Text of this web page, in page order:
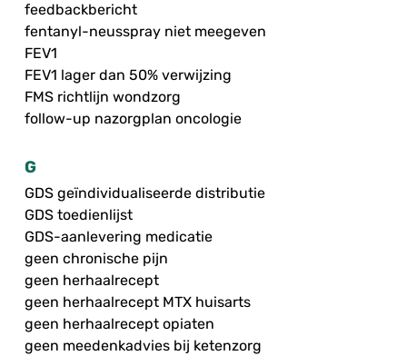
feedbackbericht
fentanyl-neusspray niet meegeven
FEV1
FEV1 lager dan 50% verwijzing
FMS richtlijn wondzorg
follow-up nazorgplan oncologie
G
GDS geïndividualiseerde distributie
GDS toedienlijst
GDS-aanlevering medicatie
geen chronische pijn
geen herhaalrecept
geen herhaalrecept MTX huisarts
geen herhaalrecept opiaten
geen meedenkadvies bij ketenzorg